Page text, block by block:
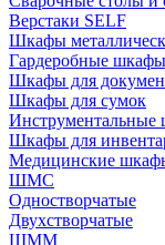
Верстаки SELF
Шкафы
Гардеробные шкафы
Шкафы для
Шкафы для сумок
Шкафы для
Медицинские
ШМС
Одностворчатые
Двухстворчатые
ШММ